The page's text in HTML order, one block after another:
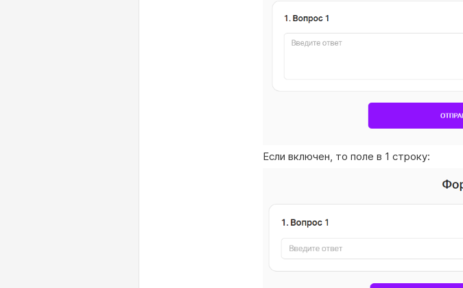
Если включен, то поле в 1 строку: